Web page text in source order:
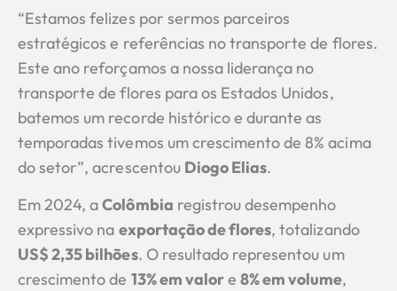
“Estamos felizes por sermos parceiros
estratégicos e referências no transporte de flores.
Este ano reforçamos a nossa liderança no
transporte de flores para os Estados Unidos,
batemos um recorde histórico e durante as
temporadas tivemos um crescimento de 8% acima
do setor”, acrescentou Diogo Elias.
Em 2024, aColômbia registrou desempenho
expressivo na exportação de flores, totalizando
US$ 2,35 bilhões. O resultado representou um
crescimento de 13% em valore8% em volume,